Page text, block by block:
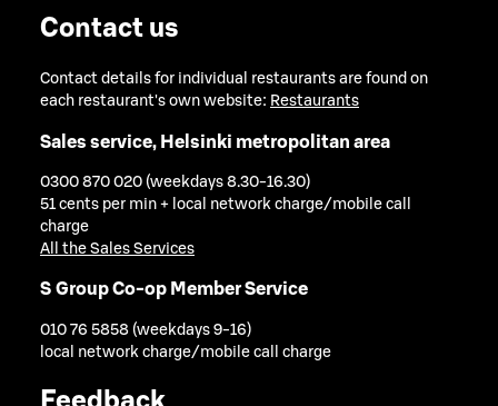
Contact us
Contact details for individual restaurants are found on
each restaurant's own website: Restaurants
Sales service, Helsinki metropolitan area
0300 870 020 (weekdays 8.30-16.30)
51 cents per min + local network charge/mobile call
charge
All the Sales Services
S Group Co-op Member Service
010 76 5858 (weekdays 9-16)
local network charge/mobile call charge